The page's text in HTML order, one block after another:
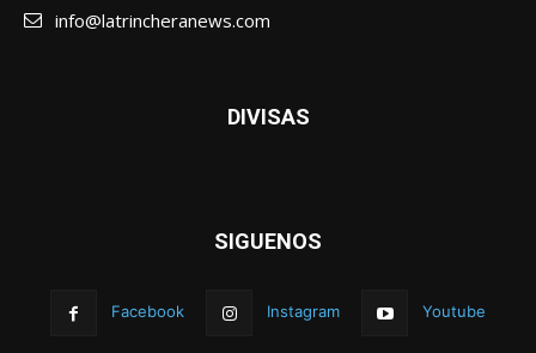
info@latrincheranews.com
DIVISAS
SIGUENOS
Facebook Instagram Youtube